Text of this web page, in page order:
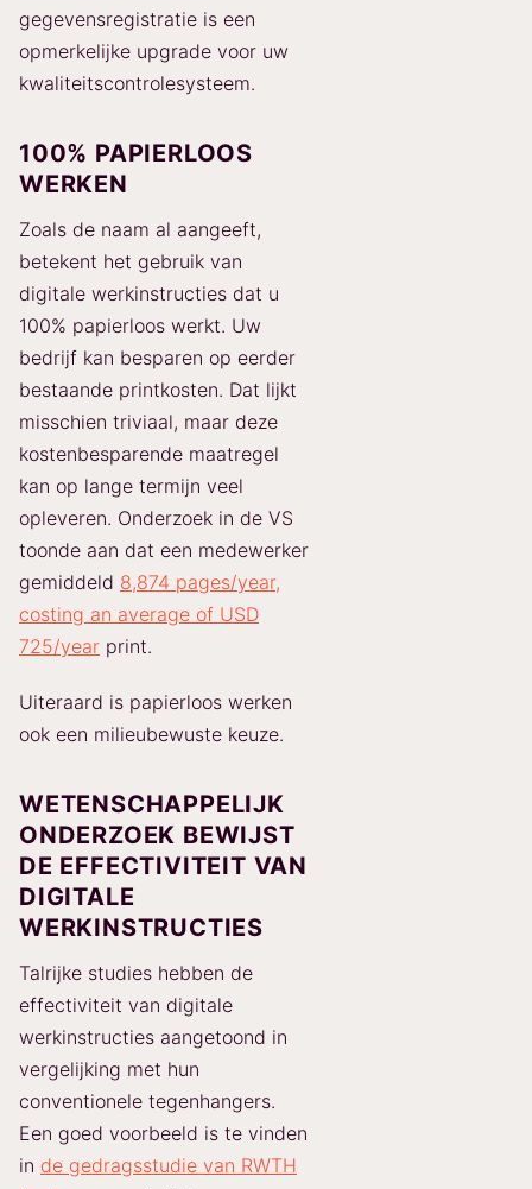
gegevensregistratie is een
opmerkelijke upgrade voor uw
kwaliteitscontrolesysteem.
100% PAPIERLOOS
WERKEN
Zoals de naam al aangeeft,
betekent het gebruik van
digitale werkinstructies dat u
100% papierloos werkt. Uw
bedrijf kan besparen op eerder
bestaande printkosten. Dat lijkt
misschien triviaal, maar deze
kostenbesparende maatregel
kan op lange termijn veel
opleveren. Onderzoek in de VS
toonde aan dat een medewerker
gemiddeld 8,874 pages/year,
costing an average of USD
725/year print.
Uiteraard is papierloos werken
ook een milieubewuste keuze.
WETENSCHAPPELIJK
ONDERZOEK BEWIJST
DE EFFECTIVITEIT VAN
DIGITALE
WERKINSTRUCTIES
Talrijke studies hebben de
effectiviteit van digitale
werkinstructies aangetoond in
vergelijking met hun
conventionele tegenhangers.
Een goed voorbeeld is te vinden
in de gedragsstudie van RWTH